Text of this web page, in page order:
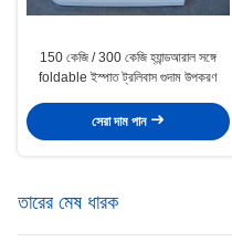
150 কেজি / 300 কেজি হ্যান্ডআরাল সঙ্গে
foldable ইস্পাত ট্রলিবাস গুদাম উপকরণ
সেরা দাম পান
তারের মেষ ধারক